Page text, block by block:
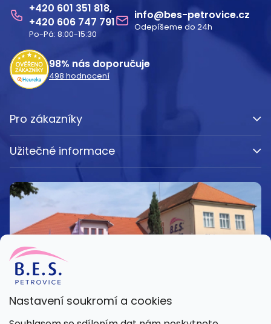
Nastavení soukromí a cookies
601 351 818
606 747 791
Po-Pá: 8:00-15:30
info@bes-petrovice.cz
Odepíšeme do 24h
98% nás doporučuje
498 hodnocení
Pro zákazníky
Užitečné informace
Kamenná prodejna